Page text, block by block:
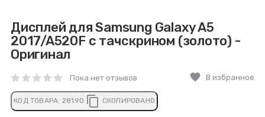
Дисплей для Samsung Galaxy A5
2017/A520F с тачскрином (золото) -
Оригинал
Пока нет отзывов favorite В избранное
КОД ТОВАРА: 28190 content_copy СКОПИРОВАНО